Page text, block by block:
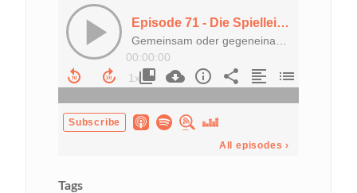
Tags